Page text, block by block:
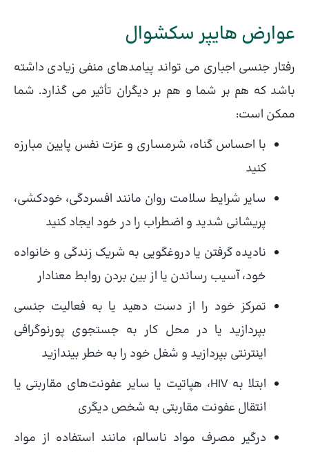
عوارض هایپر سکشوال
رفتار جنسی اجباری می تواند پیامدهای منفی زیادی داشته
باشد که هم بر شما و هم بر دیگران تأثیر می گذارد. شما
ممکن است:
با احساس گناه، شرمساری و عزت نفس پایین مبارزه
کنید
سایر شرایط سلامت روان مانند افسردگی، خودکشی،
پریشانی شدید و اضطراب را در خود ایجاد کنید
نادیده گرفتن یا دروغگویی به شریک زندگی و خانواده
خود، آسیب رساندن یا از بین بردن روابط معنادار
تمرکز خود را از دست دهید یا به فعالیت جنسی
بپردازید یا در محل کار به جستجوی پورنوگرافی
اینترنتی بپردازید و شغل خود را به خطر بیندازید
ابتلا به HIV، هپاتیت یا سایر عفونت‌های مقاربتی یا
انتقال عفونت مقاربتی به شخص دیگری
درگیر مصرف مواد ناسالم، مانند استفاده از مواد